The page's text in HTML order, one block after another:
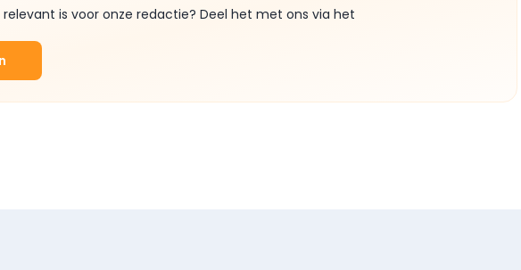
relevant is voor onze redactie? Deel het met ons via het